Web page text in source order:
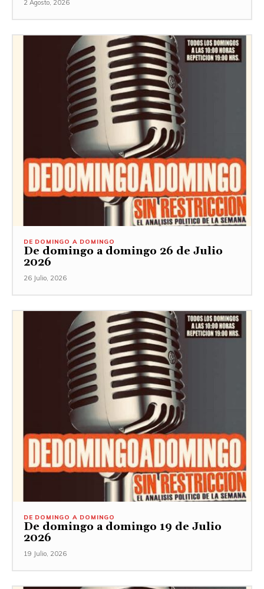
2 Agosto, 2026
DE DOMINGO A DOMINGO
De domingo a domingo 26 de Julio
2026
26 Julio, 2026
DE DOMINGO A DOMINGO
De domingo a domingo 19 de Julio
2026
19 Julio, 2026